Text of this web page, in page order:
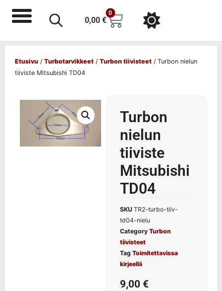
0,00 €
0
Etusivu / Turbotarvikkeet / Turbon tiivisteet / Turbon nielun
tiiviste Mitsubishi TD04
Turbon
nielun
tiiviste
Mitsubishi
TD04
SKU TR2-turbo-tiiv-
td04-nielu
Category Turbon
tiivisteet
Tag Toimitettavissa
kirjeellä
9,00 €